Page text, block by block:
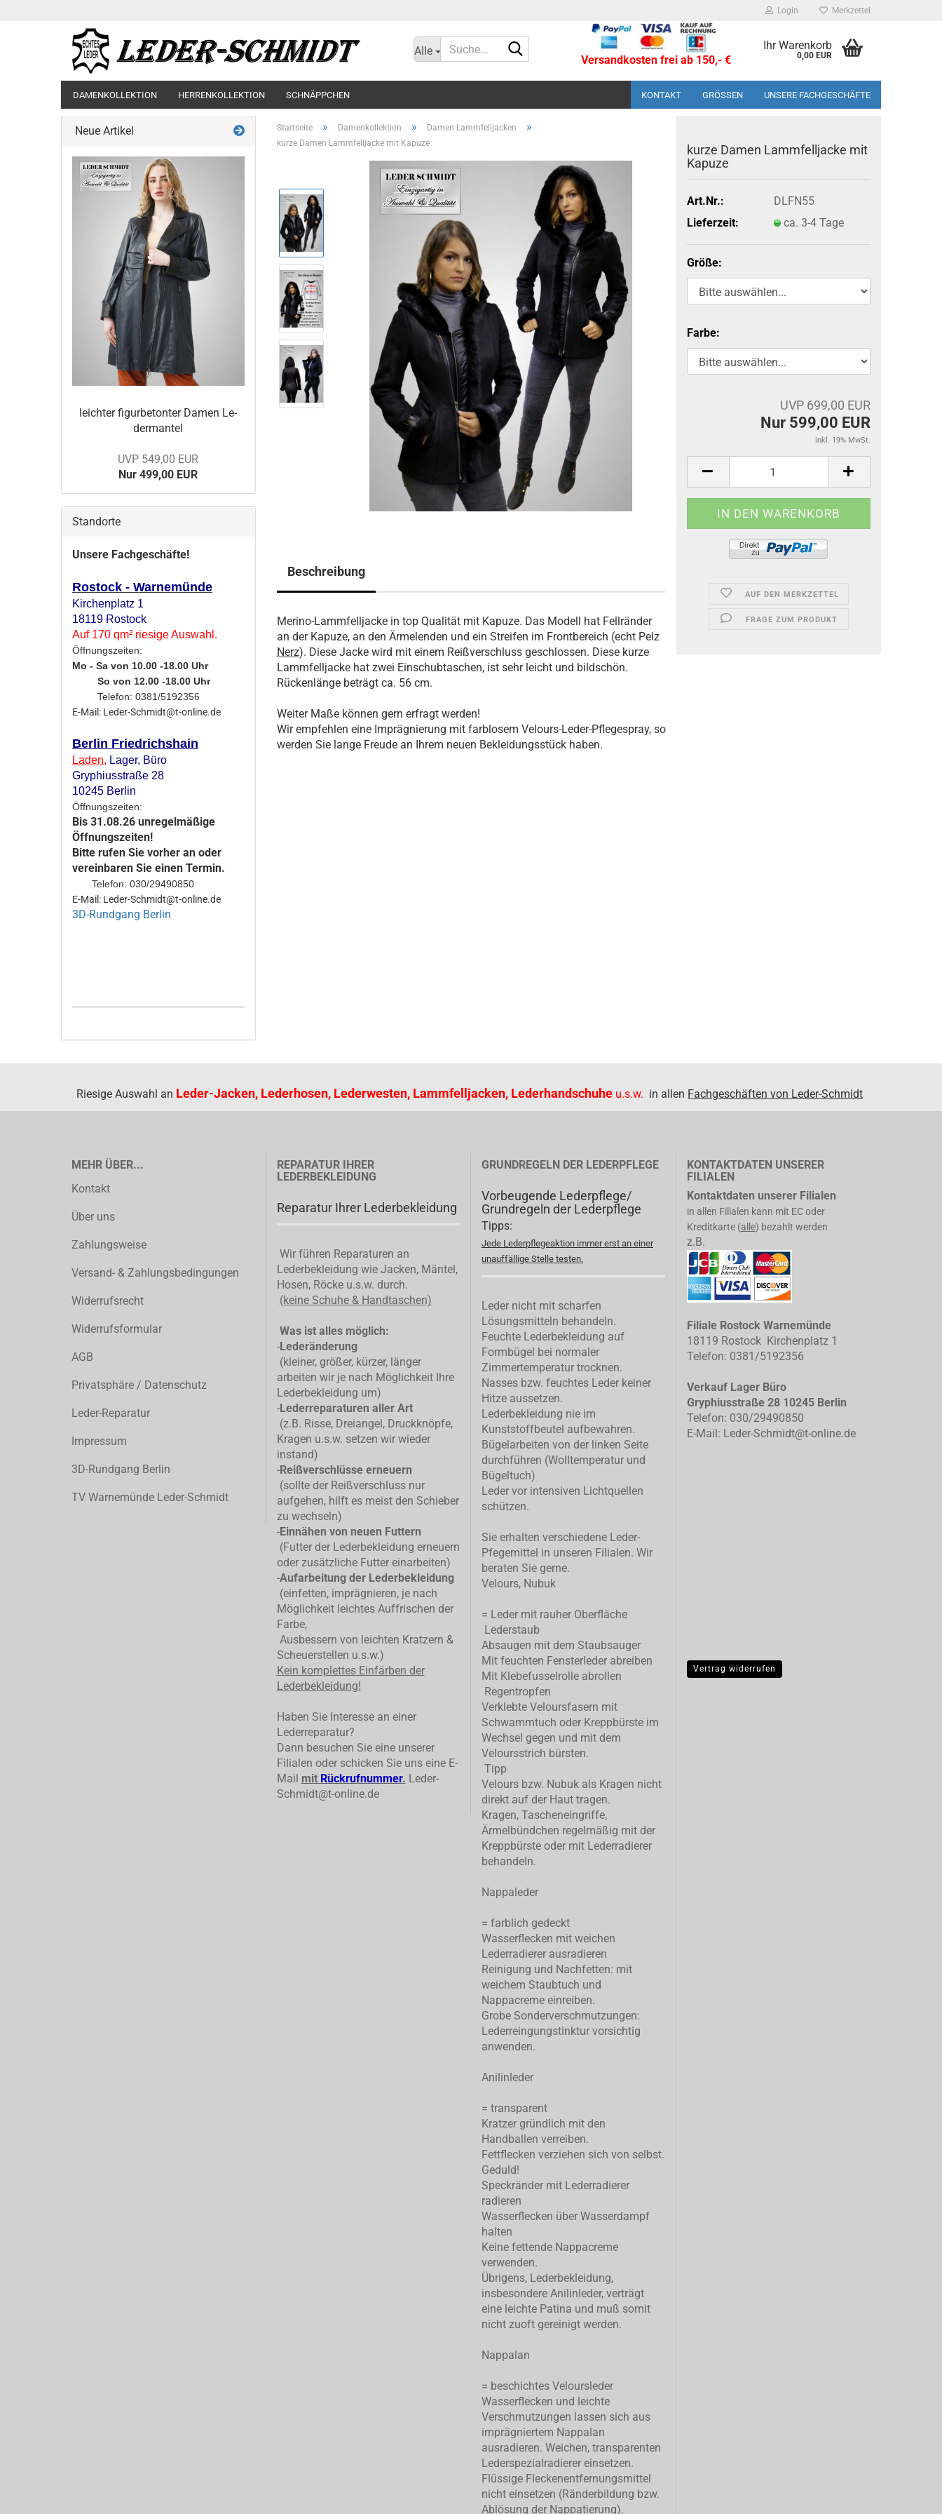
Login Merkzettel
Alle
Versandkosten frei ab 150,- €
Ihr Warenkorb
0,00 EUR
DAMENKOLLEKTION HERRENKOLLEKTION SCHNÄPPCHEN KONTAKT GRÖSSEN UNSERE FACHGESCHÄFTE
Startseite » Damenkollektion » Damen Lammfelljacken »
kurze Damen Lammfelljacke mit Kapuze
kurze Damen Lamm­fell­ja­cke mit
Ka­pu­ze
Art.Nr.:
DLFN55
Lieferzeit:
ca. 3-4 Tage
Größe:
Farbe:
UVP 699,00 EUR
Nur 599,00 EUR
inkl. 19% MwSt.
AUF DEN MERKZETTEL
FRAGE ZUM PRODUKT
Beschreibung
Merino-Lammfelljacke in top Qualität mit Kapuze. Das Modell hat Fellränder
an der Kapuze, an den Ärmelenden und ein Streifen im Frontbereich (echt Pelz
Nerz). Diese Jacke wird mit einem Reißverschluss geschlossen. Diese kurze
Lammfelljacke hat zwei Einschubtaschen, ist sehr leicht und bildschön.
Rückenlänge beträgt ca. 56 cm.
Weiter Maße können gern erfragt werden!
Wir empfehlen eine Imprägnierung mit farblosem Velours-Leder-Pflegespray, so
werden Sie lange Freude an Ihrem neuen Bekleidungsstück haben.
Neue Artikel
leich­ter fi­gur­be­ton­ter Damen Le­
der­man­tel
UVP 549,00 EUR
Nur 499,00 EUR
Standorte
Unsere Fachgeschäfte!
Rostock - Warnemünde
Kirchenplatz 1
18119 Rostock
Auf 170 qm² riesige Auswahl.
Öffnungszeiten:
Mo - Sa von 10.00 -18.00 Uhr
So von 12.00 -18.00 Uhr
Telefon: 0381/5192356
E-Mail: Leder-Schmidt@t-online.de
Berlin Friedrichshain
Laden, Lager, Büro
Gryphiusstraße 28
10245 Berlin
Öffnungszeiten:
Bis 31.08.26 unregelmäßige
Öffnungszeiten!
Bitte rufen Sie vorher an oder
vereinbaren Sie einen Termin.
Telefon: 030/29490850
E-Mail: Leder-Schmidt@t-online.de
3D-Rundgang Berlin
Riesige Auswahl an Leder-Jacken, Lederhosen, Lederwesten, Lammfelljacken, Lederhandschuhe u.s.w. in allen Fachgeschäften von Leder-Schmidt
MEHR ÜBER...
Kontakt
Über uns
Zahlungsweise
Versand- & Zahlungsbedingungen
Widerrufsrecht
Widerrufsformular
AGB
Privatsphäre / Datenschutz
Leder-Reparatur
Impressum
3D-Rundgang Berlin
TV Warnemünde Leder-Schmidt
REPARATUR IHRER
LEDERBEKLEIDUNG
Reparatur Ihrer Lederbekleidung
Wir führen Reparaturen an
Lederbekleidung wie Jacken, Mäntel,
Hosen, Röcke u.s.w. durch.
(keine Schuhe & Handtaschen)
Was ist alles möglich:
-Lederänderung
(kleiner, größer, kürzer, länger
arbeiten wir je nach Möglichkeit Ihre
Lederbekleidung um)
-Lederreparaturen aller Art
(z.B. Risse, Dreiangel, Druckknöpfe,
Kragen u.s.w. setzen wir wieder
instand)
-Reißverschlüsse erneuern
(sollte der Reißverschluss nur
aufgehen, hilft es meist den Schieber
zu wechseln)
-Einnähen von neuen Futtern
(Futter der Lederbekleidung erneuern
oder zusätzliche Futter einarbeiten)
-Aufarbeitung der Lederbekleidung
(einfetten, imprägnieren, je nach
Möglichkeit leichtes Auffrischen der
Farbe,
Ausbessern von leichten Kratzern &
Scheuerstellen u.s.w.)
Kein komplettesEinfärben der
Lederbekleidung!
Haben Sie Interesse an einer
Lederreparatur?
Dann besuchen Sie eine unserer
Filialen oder schicken Sie uns eine E-
Mail mit Rückrufnummer. Leder-
Schmidt@t-online.de
GRUNDREGELN DER LEDERPFLEGE
Vorbeugende Lederpflege/
Grundregeln der Lederpflege
Tipps:
Jede Lederpflegeaktion immer erst an einer
unauffällige Stelle testen.
Leder nicht mit scharfen
Lösungsmitteln behandeln.
Feuchte Lederbekleidung auf
Formbügel bei normaler
Zimmertemperatur trocknen.
Nasses bzw. feuchtes Leder keiner
Hitze aussetzen.
Lederbekleidung nie im
Kunststoffbeutel aufbewahren.
Bügelarbeiten von der linken Seite
durchführen (Wolltemperatur und
Bügeltuch)
Leder vor intensiven Lichtquellen
schützen.
Sie erhalten verschiedene Leder-
Pfegemittel in unseren Filialen. Wir
beraten Sie gerne.
Velours, Nubuk
= Leder mit rauher Oberfläche
Lederstaub
Absaugen mit dem Staubsauger
Mit feuchten Fensterleder abreiben
Mit Klebefusselrolle abrollen
Regentropfen
Verklebte Veloursfasern mit
Schwammtuch oder Kreppbürste im
Wechsel gegen und mit dem
Veloursstrich bürsten.
Tipp
Velours bzw. Nubuk als Kragen nicht
direkt auf der Haut tragen.
Kragen, Tascheneingriffe,
Ärmelbündchen regelmäßig mit der
Kreppbürste oder mit Lederradierer
behandeln.
Nappaleder
= farblich gedeckt
Wasserflecken mit weichen
Lederradierer ausradieren
Reinigung und Nachfetten: mit
weichem Staubtuch und
Nappacreme einreiben.
Grobe Sonderverschmutzungen:
Lederreingungstinktur vorsichtig
anwenden.
Anilinleder
= transparent
Kratzer gründlich mit den
Handballen verreiben.
Fettflecken verziehen sich von selbst.
Geduld!
Speckränder mit Lederradierer
radieren
Wasserflecken über Wasserdampf
halten
Keine fettende Nappacreme
verwenden.
Übrigens, Lederbekleidung,
insbesondere Anilinleder, verträgt
eine leichte Patina und muß somit
nicht zuoft gereinigt werden.
Nappalan
= beschichtes Veloursleder
Wasserflecken und leichte
Verschmutzungen lassen sich aus
imprägniertem Nappalan
ausradieren. Weichen, transparenten
Lederspezialradierer einsetzen.
Flüssige Fleckenentfernungsmittel
nicht einsetzen (Ränderbildung bzw.
Ablösung der Nappatierung).
KONTAKTDATEN UNSERER
FILIALEN
Kontaktdaten unserer Filialen
in allen Filialen kann mit EC oder
Kreditkarte (alle) bezahlt werden
z.B.
Filiale Rostock Warnemünde
18119 Rostock Kirchenplatz 1
Telefon: 0381/5192356
Verkauf Lager Büro
Gryphiusstraße 28 10245 Berlin
Telefon: 030/29490850
E-Mail: Leder-Schmidt@t-online.de
Vertrag widerrufen